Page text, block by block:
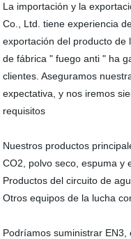
La importación y la
Co., Ltd. tiene experiencia
exportación del producto de
de fábrica " fuego anti " ha
clientes. Aseguramos
expectativa, y nos iremos
requisitos
Nuestros productos
CO2, polvo seco, espuma y
Productos del circuito de
Otros equipos de la lucha
Podríamos suministrar